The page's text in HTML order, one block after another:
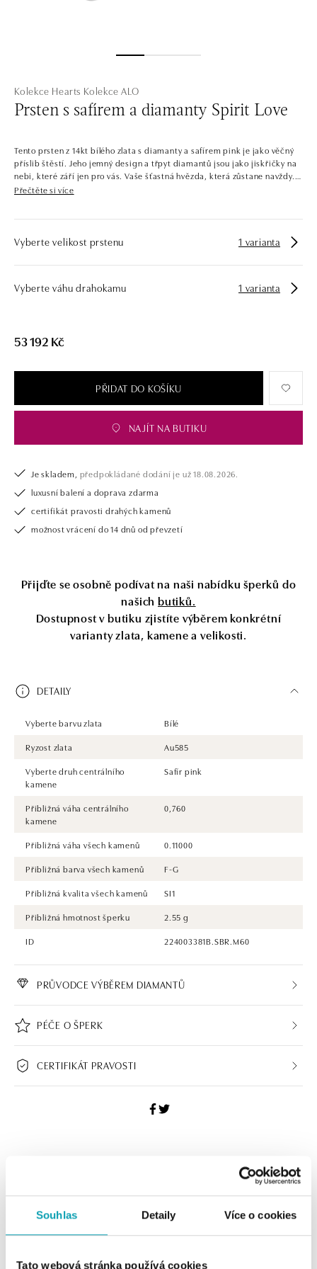
Souhlas Detaily Více o cookies
Tato webová stránka používá cookies
Kolekce Hearts Kolekce ALO
Prsten s safírem a diamanty Spirit Love
Tento prsten z 14kt bílého zlata s diamanty a safírem pink je jako věčný
příslib štěstí. Jeho jemný design a třpyt diamantů jsou jako jiskřičky na
nebi, které září jen pro vás. Vaše šťastná hvězda, která zůstane navždy.
Šperk je součástí kolekce Hearts.
zpracováních symbolu lásky jsou zasazeny broušené diamanty všech
velikostí a barev. Stejně jako láska jsou i diamanty věčné a velmi cenné.
drahých kamenů už téměř 30 let. Každý šperk je tak originál a je také
Přečtěte si více
Vyberte velikost prstenu 1 varianta
Vyberte váhu drahokamu 1 varianta
53 192 Kč
PŘIDAT DO KOŠÍKU
NAJÍT NA BUTIKU
Je skladem, předpokládané dodání je už 18.08.2026.
luxusní balení a doprava zdarma
certifikát pravosti drahých kamenů
možnost vrácení do 14 dnů od převzetí
Přijďte se osobně podívat na naši nabídku šperků do
našich butiků.
Dostupnost v butiku zjistíte výběrem konkrétní
varianty zlata, kamene a velikosti.
DETAILY
Vyberte barvu zlata
Bílé
Ryzost zlata
Au585
Vyberte druh centrálního
kamene
Safír pink
Přibližná váha centrálního
kamene
0,760
Přibližná váha všech kamenů
0.11000
Přibližná barva všech kamenů
F-G
Přibližná kvalita všech kamenů
SI1
Přibližná hmotnost šperku
2.55 g
ID
224003381B.SBR.M60
PRŮVODCE VÝBĚREM DIAMANTŮ
PÉČE O ŠPERK
CERTIFIKÁT PRAVOSTI
Navštivte naše butiky